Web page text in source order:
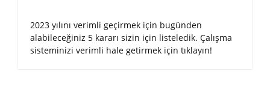
2023 yılını verimli geçirmek için bugünden
alabileceğiniz 5 kararı sizin için listeledik. Çalışma
sisteminizi verimli hale getirmek için tıklayın!